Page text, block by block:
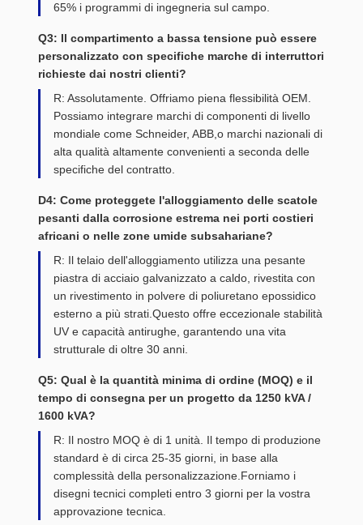
65% i programmi di ingegneria sul campo.
Q3: Il compartimento a bassa tensione può essere
personalizzato con specifiche marche di interruttori
richieste dai nostri clienti?
R: Assolutamente. Offriamo piena flessibilità OEM.
Possiamo integrare marchi di componenti di livello
mondiale come Schneider, ABB,o marchi nazionali di
alta qualità altamente convenienti a seconda delle
specifiche del contratto.
D4: Come proteggete l'alloggiamento delle scatole
pesanti dalla corrosione estrema nei porti costieri
africani o nelle zone umide subsahariane?
R: Il telaio dell'alloggiamento utilizza una pesante
piastra di acciaio galvanizzato a caldo, rivestita con
un rivestimento in polvere di poliuretano epossidico
esterno a più strati.Questo offre eccezionale stabilità
UV e capacità antirughe, garantendo una vita
strutturale di oltre 30 anni.
Q5: Qual è la quantità minima di ordine (MOQ) e il
tempo di consegna per un progetto da 1250 kVA /
1600 kVA?
R: Il nostro MOQ è di 1 unità. Il tempo di produzione
standard è di circa 25-35 giorni, in base alla
complessità della personalizzazione.Forniamo i
disegni tecnici completi entro 3 giorni per la vostra
approvazione tecnica.